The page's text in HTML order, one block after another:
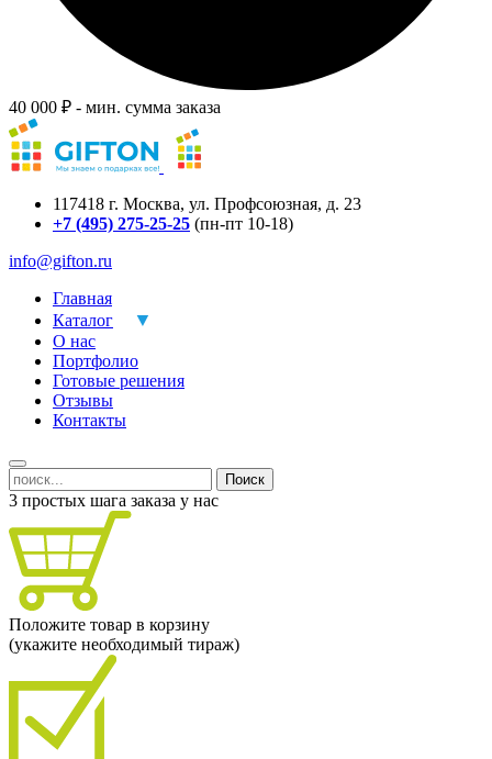
40 000 ₽ - мин. сумма заказа
117418 г. Москва, ул. Профсоюзная, д. 23
+7 (495) 275-25-25 (пн-пт 10-18)
info@gifton.ru
Главная
Каталог
О нас
Портфолио
Готовые решения
Отзывы
Контакты
Поиск
3 простых шага заказа у нас
Положите товар в корзину
(укажите необходимый тираж)